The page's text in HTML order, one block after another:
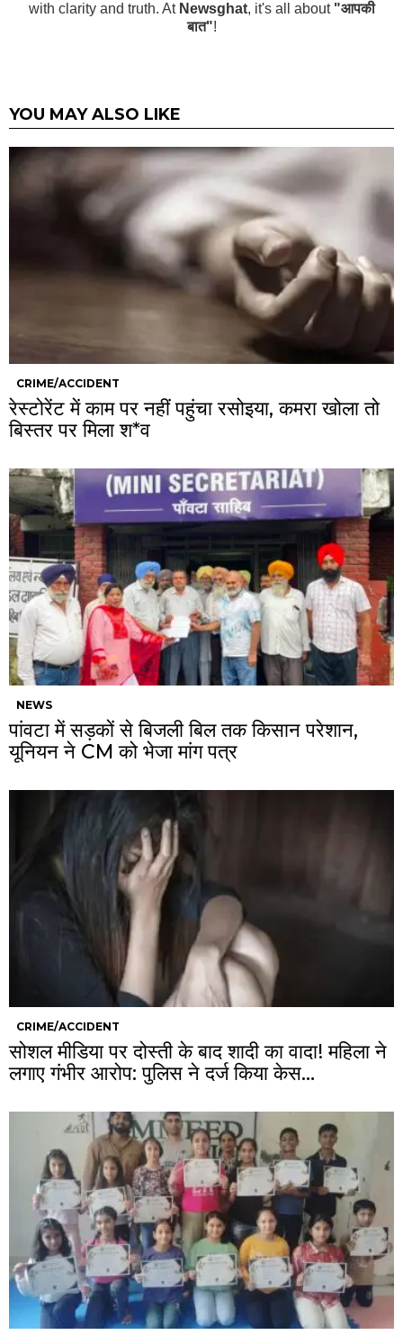
with clarity and truth. At Newsghat, it's all about "आपकी
बात"!
YOU MAY ALSO LIKE
CRIME/ACCIDENT
रेस्टोरेंट में काम पर नहीं पहुंचा रसोइया, कमरा खोला तो
बिस्तर पर मिला श*व
NEWS
पांवटा में सड़कों से बिजली बिल तक किसान परेशान,
यूनियन ने CM को भेजा मांग पत्र
CRIME/ACCIDENT
सोशल मीडिया पर दोस्ती के बाद शादी का वादा! महिला ने
लगाए गंभीर आरोप: पुलिस ने दर्ज किया केस…